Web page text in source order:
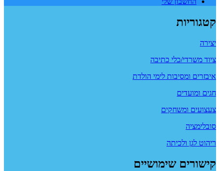
קטגוריות
יצירה
ציוד משרדי/כלי כתיבה
איבזרים ומסיבות לימי הולדת
חגים ומועדים
צעצועים ומשחקים
סובלימציה
ריהוט לגן ולכיתה
קישורים שימושיים